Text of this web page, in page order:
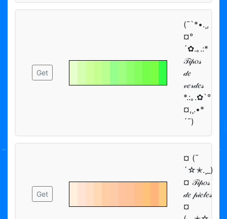
Get
(¯`*•.¸,
¤°
´✿.｡.:*
𝒯𝒾𝓅𝑜𝓈
𝒹𝑒
𝓋𝑒𝓇𝒹𝑒𝓈
*.:｡.✿`°
¤,¸.•*
´¯)
Get
¤ (¯
´☆✭.¸_)
¤ 𝒯𝒾𝓅𝑜𝓈
𝒹𝑒 𝓅𝒾𝑒𝓁𝑒𝓈
¤